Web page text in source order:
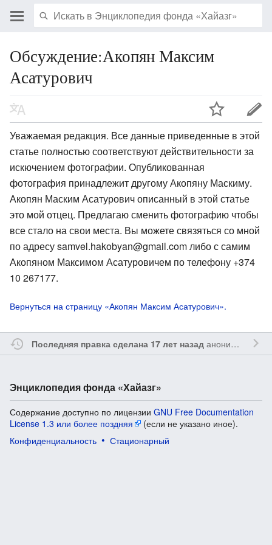
Обсуждение:Акопян Максим
Асатурович
Уважаемая редакция. Все данные приведенные в этой
статье полностью соответствуют действительности за
искючением фотографии. Опубликованная
фотография принадлежит другому Акопяну Маскиму.
Акопян Маским Асатурович описанный в этой статье
это мой отцец. Предлагаю сменить фотографию чтобы
все стало на свои места. Вы можете связяться со мной
по адресу samvel.hakobyan@gmail.com либо с самим
Акопяном Максимом Асатуровичем по телефону +374
10 267177.
Вернуться на страницу «Акопян Максим Асатурович».
Последняя правка сделана 17 лет назаданонимным участником
Энциклопедия фонда «Хайазг»
Содержание доступно по лицензии GNU Free Documentation
License 1.3 или более поздняя
(если не указано иное).
Конфиденциальность
Стационарный